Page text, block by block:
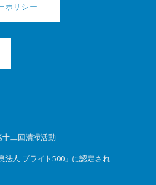
ポリシー
二回清掃活動
法人 ブライト500」に認定され